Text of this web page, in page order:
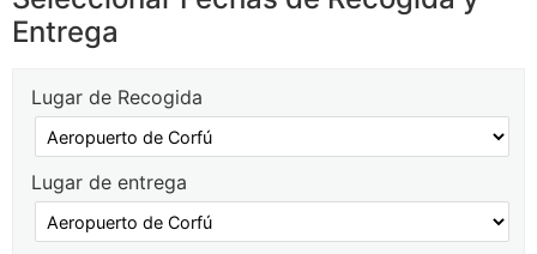
Entrega
Lugar de Recogida
Lugar de entrega